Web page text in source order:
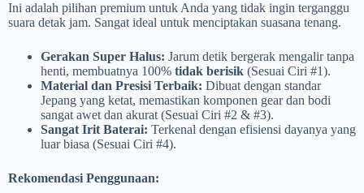
Ini adalah pilihan premium untuk Anda yang tidak ingin terganggu
suara detak jam. Sangat ideal untuk menciptakan suasana tenang.
Gerakan Super Halus: Jarum detik bergerak mengalir tanpa
henti, membuatnya 100% tidak berisik (Sesuai Ciri #1).
Material dan Presisi Terbaik: Dibuat dengan standar
Jepang yang ketat, memastikan komponen gear dan bodi
sangat awet dan akurat (Sesuai Ciri #2 & #3).
Sangat Irit Baterai: Terkenal dengan efisiensi dayanya yang
luar biasa (Sesuai Ciri #4).
Rekomendasi Penggunaan: